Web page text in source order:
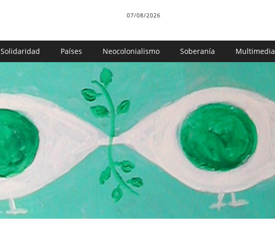
07/08/2026
Solidaridad Países Neocolonialismo Soberanía Multimedia